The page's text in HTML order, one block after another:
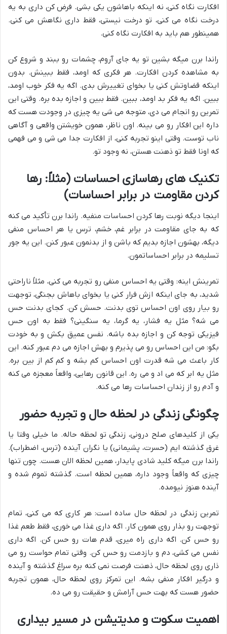
افکارت نگاه کنی، نه اینکه باهاشون یکی بشی. فرض کن داری به یه
درخت نگاه می کنی، تو درخت نیستی، فقط داری نگاهش می کنی.
همینطور هم باید به افکارت نگاه کنی.
راندا برن میگه بشین تو یه جای آروم، چشمات رو ببند و شروع کن
به مشاهده کردن افکارت. هر فکری که اومد، فقط ببینش. بدون
اینکه قضاوتش کنی یا بخوای تغییرش بدی. اگه یه فکر خوب اومد،
ببین. اگه یه فکر بد اومد، ببین. فقط ببین و اجازه بده بره. وقتی این
تمرین رو انجام می دی، متوجه می شی یه چیزی در وجودت هست که
داره این افکار رو می بینه. اون ناظر، همون خویشتن واقعی و آگاهی
ناب توست. وقتی اینو تجربه کنی، از افکارت جدا می شی و می فهمی
که اونا فقط تو ذهنت هستن، نه وجود تو.
تکنیک های رهاسازی احساسات (مثلاً: رها
کردن مقاومت در برابر احساسات)
اینجا دیگه نوبت رها کردن احساسات منفیه. راندا برن تأکید می کنه
که به جای مقاومت در برابر غم، خشم، ترس یا هر احساس منفی
دیگه، بهشون اجازه بدیم که باشن و از بدنمون عبور کنن. این یه جور
تسلیمه در برابر احساساتمون.
تمرینش اینه: وقتی یه احساس منفی رو تجربه می کنی، مثلاً ناراحتی
شدید، به جای اینکه ازش فرار کنی یا بخوای باهاش بجنگی، توجهت
رو بیار روی اون احساس توی بدنت. حسش کن. کجای بدنت حس
می شه؟ مثل یه فشار، یه گرما، یه سنگینی؟ فقط به اون حس
فیزیکی توجه کن و اجازه بده باشه. نفس عمیق بکش و به خودت
بگو: من این احساس رو می پذیرم و بهش اجازه می دم عبور کنه. این
کار باعث می شه قدرت اون احساس کم بشه و کم کم از بین بره.
مثل یه ابر که می اد و می ره. این قانون رهایی، واقعاً معجزه می کنه
و آدم رو از زندان احساسات رها می کنه.
چگونگی زندگی در لحظه حال و تجربه حضور
یکی از کلیدهای صلح درونی، زندگی تو لحظه حاله. ما خیلی وقتا یا
غرق گذشته ایم (حسرت، پشیمانی) یا نگران آینده (ترس، اضطراب).
راندا برن میگه کلید شادی پایدار، همین لحظه الان هست. چون تنها
چیزی که واقعاً وجود داره، همین لحظه است. گذشته تموم شده و
آینده هنوز نیومده.
تمرین زندگی در لحظه حال ساده است: هر کاری که می کنی، تمام
توجهت رو بذار روی همون کار. اگه داری غذا می خوری، فقط طعم غذا
رو حس کن. اگه داری راه میری، قدم هات رو حس کن. اگه داری
نفس می کشی، دم و بازدمت رو حس کن. وقتی تمام حواست رو می
ذاری روی لحظه حال، ذهنت فرصت نمی کنه بره سراغ گذشته و آینده
و درگیر افکار منفی بشه. این تمرکز روی لحظه حال، همون تجربه
حضور هست که بهت حس آرامش و حقیقت رو می ده.
اهمیت سکوت و مدیتیشن در مسیر بیداری